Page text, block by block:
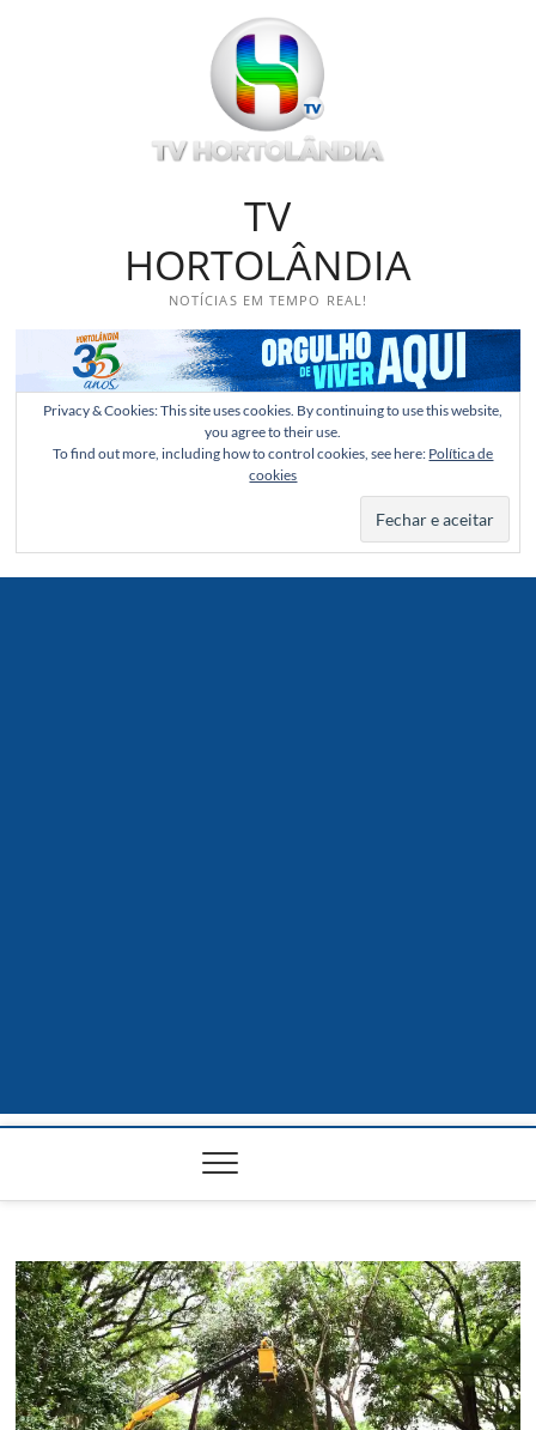
TV
HORTOLÂNDIA
NOTÍCIAS EM TEMPO REAL!
Privacy & Cookies: This site uses cookies. By continuing to use this website,
you agree to their use.
To find out more, including how to control cookies, see here: Política de
cookies